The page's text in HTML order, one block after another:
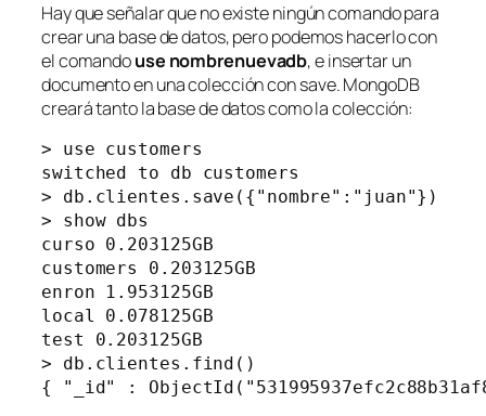
Hay que señalar que no existe ningún comando para
crear una base de datos, pero podemos hacerlo con
el comandouse nombrenuevadb, e insertar un
documento en una colección consave. MongoDB
creará tanto la base de datos como la colección:
> use customers
switched to db customers
> db.clientes.save({"nombre":"juan"})
> show dbs
curso 0.203125GB
customers 0.203125GB
enron 1.953125GB
local 0.078125GB
test 0.203125GB
> db.clientes.find()
{ "_id" :